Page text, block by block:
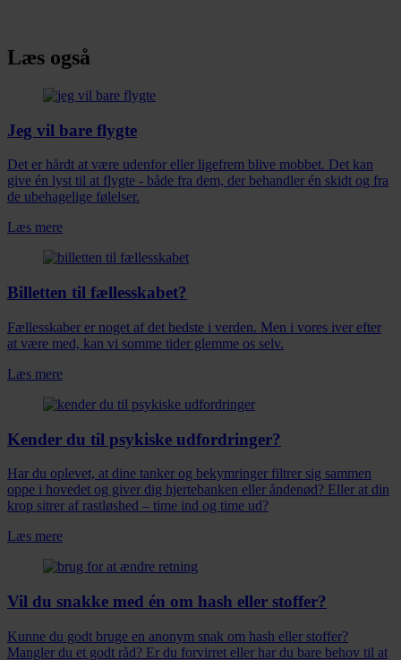
Læs også
Jeg vil bare flygte
Det er hårdt at være udenfor eller ligefrem blive mobbet. Det kan
give én lyst til at flygte - både fra dem, der behandler én skidt og fra
de ubehagelige følelser.
Læs mere
Billetten til fællesskabet?
Fællesskaber er noget af det bedste i verden. Men i vores iver efter
at være med, kan vi somme tider glemme os selv.
Læs mere
Kender du til psykiske udfordringer?
Har du oplevet, at dine tanker og bekymringer filtrer sig sammen
oppe i hovedet og giver dig hjertebanken eller åndenød? Eller at din
krop sitrer af rastløshed – time ind og time ud?
Læs mere
Vil du snakke med én om hash eller stoffer?
Kunne du godt bruge en anonym snak om hash eller stoffer?
Mangler du et godt råd? Er du forvirret eller har du bare behov til at